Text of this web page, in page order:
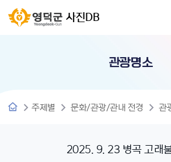
사진DB
관광명소
주제별 문화/관광/관내 전경 관
2025. 9. 23 병곡 고래